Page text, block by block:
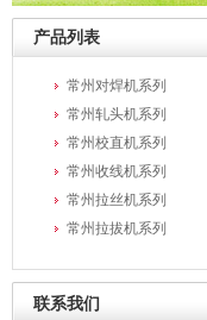
产品列表
常州对焊机系列
常州轧头机系列
常州校直机系列
常州收线机系列
常州拉丝机系列
常州拉拔机系列
联系我们